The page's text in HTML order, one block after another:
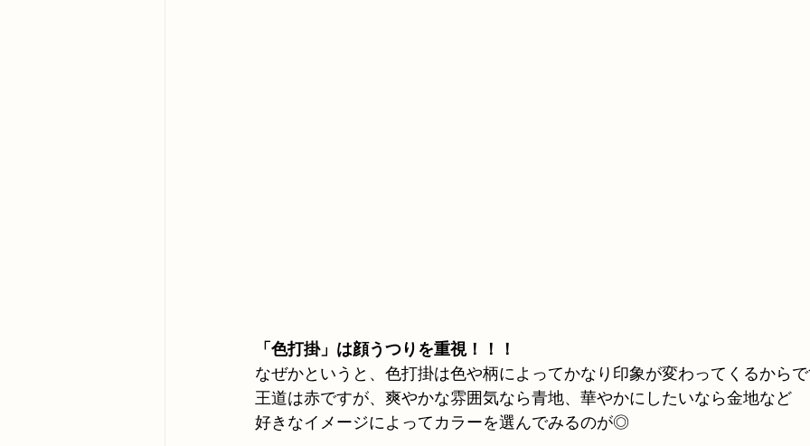
「色打掛」は顔うつりを重視！！！
なぜかというと、色打掛は色や柄によってかなり印象が変わってくるから
王道は赤ですが、爽やかな雰囲気なら青地、華やかにしたいなら金地など
好きなイメージによってカラーを選んでみるのが◎